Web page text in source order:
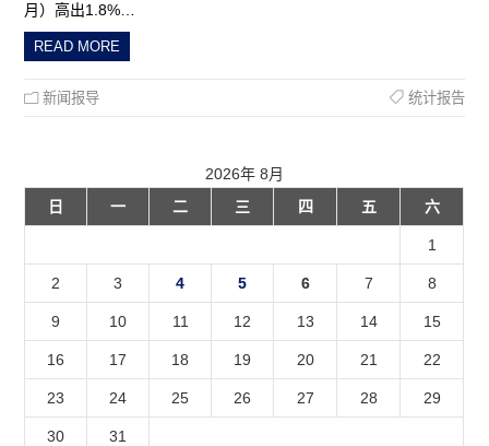
月）高出1.8%…
READ MORE
新闻报导 统计报告
2026年 8月
日
一 二 三 四 五 六
1
2 3 4 5 6 7 8
9 10 11 12 13 14 15
16 17 18 19 20 21 22
23 24 25 26 27 28 29
30
31